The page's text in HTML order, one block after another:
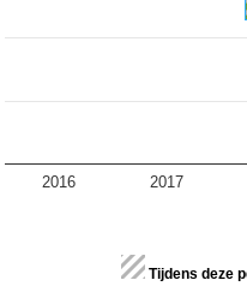
2016 2017
Tijdens deze